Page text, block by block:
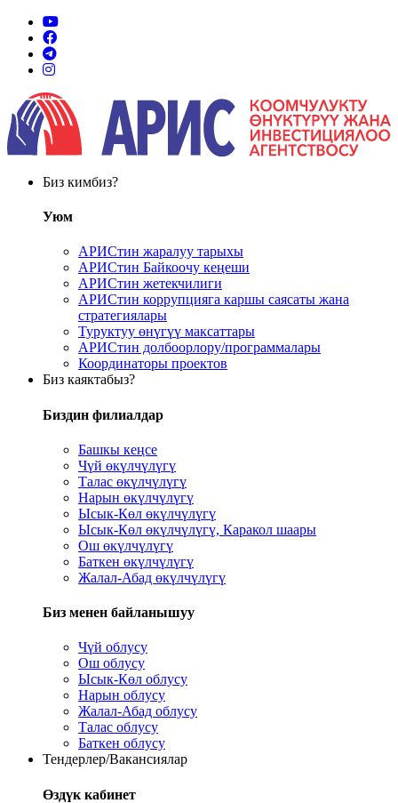
Биз кимбиз?
Уюм
АРИСтин жаралуу тарыхы
АРИСтин Байкоочу кеңеши
АРИСтин жетекчилиги
АРИСтин коррупцияга каршы саясаты жана
стратегиялары
Туруктуу өнүгүү максаттары
АРИСтин долбоорлору/программалары
Координаторы проектов
Биз каяктабыз?
Биздин филиалдар
Башкы кеңсе
Чүй өкүлчүлүгү
Талас өкүлчүлүгү
Нарын өкүлчүлүгү
Ысык-Көл өкүлчүлүгү
Ысык-Көл өкүлчүлүгү, Каракол шаары
Ош өкүлчүлүгү
Баткен өкүлчүлүгү
Жалал-Абад өкүлчүлүгү
Биз менен байланышуу
Чүй облусу
Ош облусу
Ысык-Көл облусу
Нарын облусу
Жалал-Абад облусу
Талас облусу
Баткен облусу
Тендерлер/Вакансиялар
Өздүк кабинет